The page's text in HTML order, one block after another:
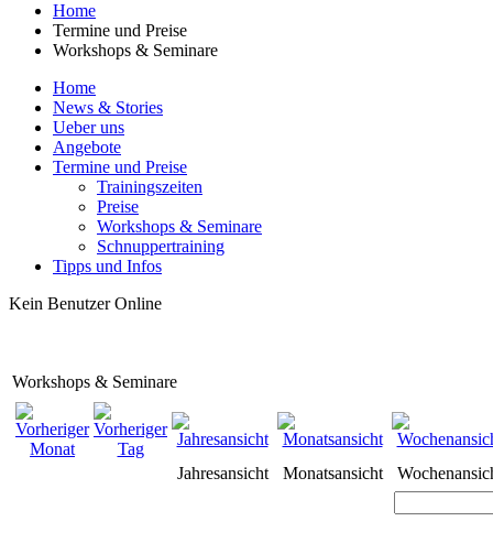
Home
Termine und Preise
Workshops & Seminare
Home
News & Stories
Ueber uns
Angebote
Termine und Preise
Trainingszeiten
Preise
Workshops & Seminare
Schnuppertraining
Tipps und Infos
Kein Benutzer Online
Workshops & Seminare
Jahresansicht Monatsansicht